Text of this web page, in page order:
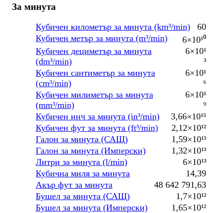
За минута
Кубичен километър за минута (km³/min)
60
Кубичен метър за минута (m³/min)
6×10¹⁰
Кубичен дециметър за минута
(dm³/min)
6×10¹
³
Кубичен сантиметър за минута
(cm³/min)
6×10¹
⁶
Кубичен милиметър за минута
(mm³/min)
6×10¹
⁹
Кубичен инч за минута (in³/min)
3,66×10¹⁵
Кубичен фут за минута (ft³/min)
2,12×10¹²
Галон за минута (САЩ)
1,59×10¹³
Галон за минута (Имперски)
1,32×10¹³
Литри за минута (l/min)
6×10¹³
Кубична миля за минута
14,39
Акър фут за минута
48 642 791,63
Бушел за минута (САЩ)
1,7×10¹²
Бушел за минута (Имперски)
1,65×10¹²